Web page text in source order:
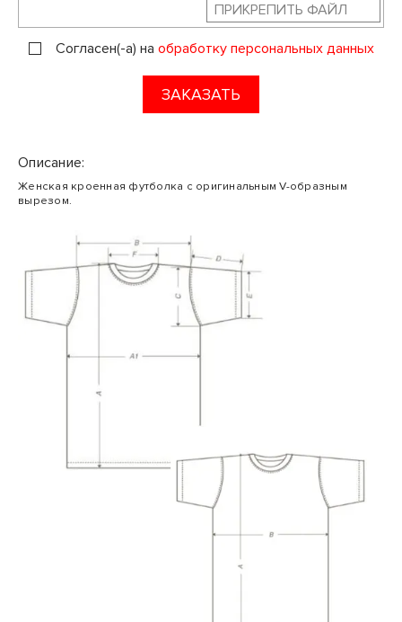
ПРИКРЕПИТЬ ФАЙЛ
Согласен(-а) на обработку персональных данных
ЗАКАЗАТЬ
Описание:
Женская кроенная футболка с оригинальным V-образным
вырезом.